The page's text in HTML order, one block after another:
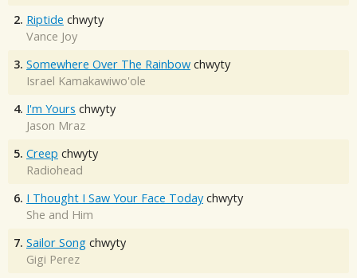
2. Riptide chwyty
Vance Joy
3. Somewhere Over The Rainbow chwyty
Israel Kamakawiwo'ole
4. I'm Yours chwyty
Jason Mraz
5. Creep chwyty
Radiohead
6. I Thought I Saw Your Face Today chwyty
She and Him
7. Sailor Song chwyty
Gigi Perez